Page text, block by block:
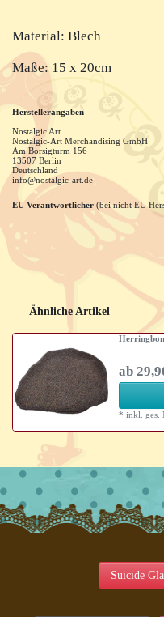
Material: Blech
Maße: 15 x 20cm
Herstellerangaben
Nostalgic Art
Nostalgic-Art Merchandising GmbH
Am Borsigturm 156
13507 Berlin
Deutschland
info@nostalgic-art.de
EU Verantwortlicher (bei nicht EU
Ähnliche Artikel
ab
*inkl. ges.
Suicide